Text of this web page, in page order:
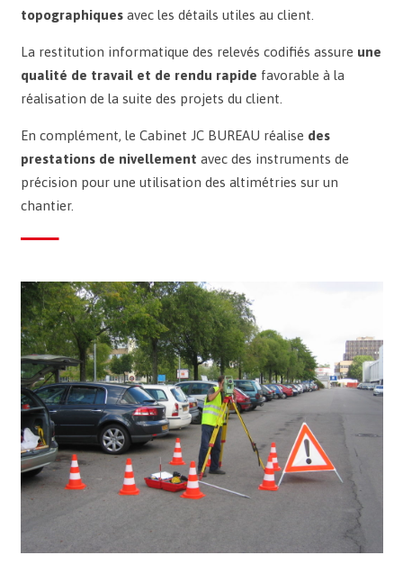
topographiquesavec les détails utiles au client.
La restitution informatique des relevés codifiés assure une
qualité de travail et de rendu rapide favorable à la
réalisation de la suite des projets du client.
En complément, le Cabinet JC BUREAU réalise des
prestations de nivellement avec des instruments de
précision pour une utilisation des altimétries sur un
chantier.